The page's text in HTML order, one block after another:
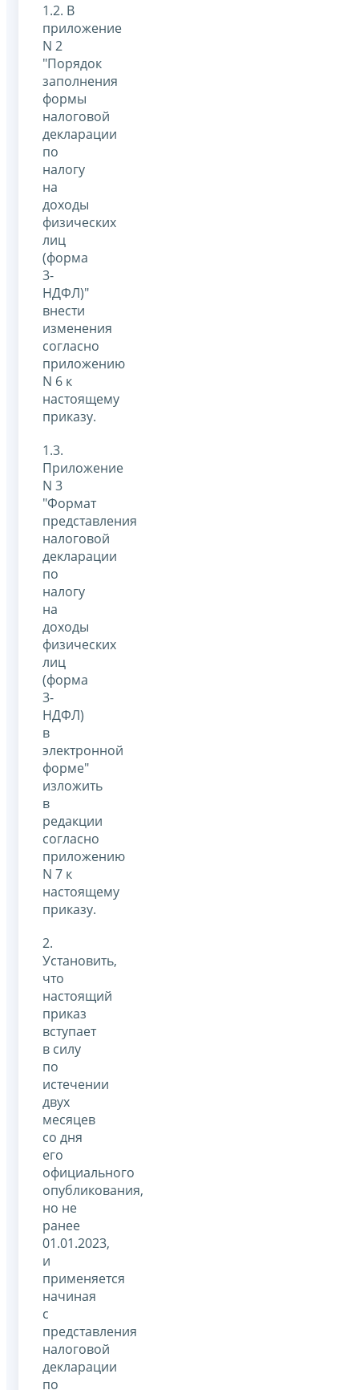
1.2. В
приложение
N 2
"Порядок
заполнения
формы
налоговой
декларации
по
налогу
на
доходы
физических
лиц
(форма
3-
НДФЛ)"
внести
изменения
согласно
приложению
N 6 к
настоящему
приказу.
1.3.
Приложение
N 3
"Формат
представления
налоговой
декларации
по
налогу
на
доходы
физических
лиц
(форма
3-
НДФЛ)
в
электронной
форме"
изложить
в
редакции
согласно
приложению
N 7 к
настоящему
приказу.
2.
Установить,
что
настоящий
приказ
вступает
в силу
по
истечении
двух
месяцев
со дня
его
официального
опубликования,
но не
ранее
01.01.2023,
и
применяется
начиная
с
представления
налоговой
декларации
по